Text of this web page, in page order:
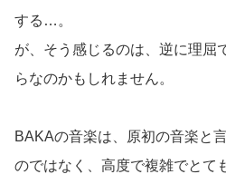
する…。
が、そう感じるのは、逆に理屈
らなのかもしれません。
BAKAの音楽は、原初の音楽と
のではなく、高度で複雑でとて